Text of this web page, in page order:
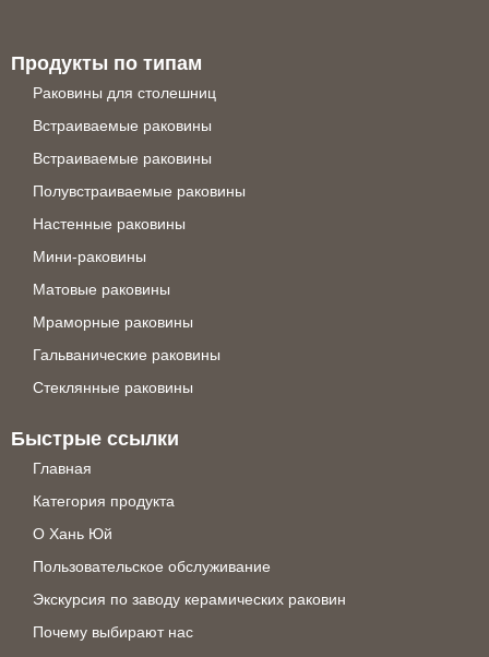
Продукты по типам
Раковины для столешниц
Встраиваемые раковины
Встраиваемые раковины
Полувстраиваемые раковины
Настенные раковины
Мини-раковины
Матовые раковины
Мраморные раковины
Гальванические раковины
Стеклянные раковины
Быстрые ссылки
Главная
Категория продукта
О Хань Юй
Пользовательское обслуживание
Экскурсия по заводу керамических раковин
Почему выбирают нас